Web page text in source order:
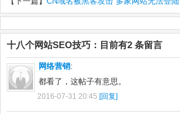
十八个网站SEO技巧：目前有2 条留言
网络营销:
都看了，这帖子有意思。
2016-07-31 20:45 [回复]